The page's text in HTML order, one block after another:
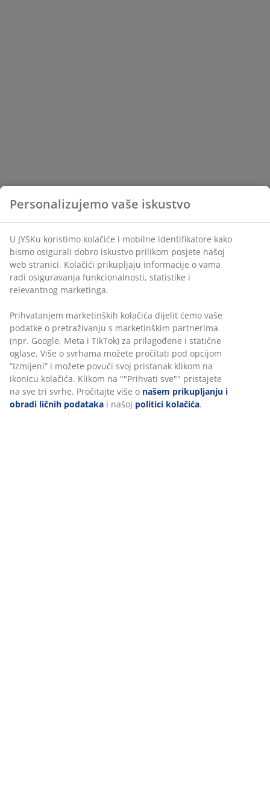
Personalizujemo vaše iskustvo
U JYSKu koristimo kolačiće i mobilne identifikatore kako
bismo osigurali dobro iskustvo prilikom posjete našoj
web stranici. Kolačići prikupljaju informacije o vama
radi osiguravanja funkcionalnosti, statistike i
relevantnog marketinga.
Prihvatanjem marketinških kolačića dijelit ćemo vaše
podatke o pretraživanju s marketinškim partnerima
(npr. Google, Meta i TikTok) za prilagođene i statične
oglase. Više o svrhama možete pročitati pod opcijom
“Izmijeni” i možete povući svoj pristanak klikom na
ikonicu kolačića. Klikom na ""Prihvati sve"" pristajete
na sve tri svrhe. Pročitajte više o našem prikupljanju i
obradi ličnih podataka i našoj politici kolačića.